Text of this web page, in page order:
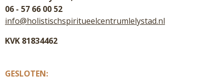
06 - 57 66 00 52
info@holistischspiritueelcentrumlelystad.nl
KVK 81834462
GESLOTEN: